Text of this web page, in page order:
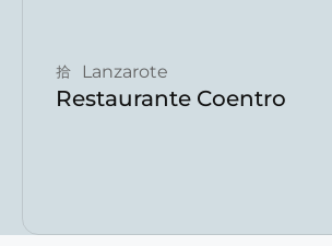
Lanzarote
Restaurante Coentro